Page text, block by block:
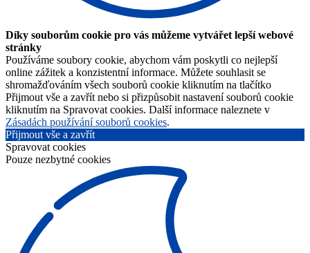
Díky souborům cookie pro vás můžeme vytvářet lepší webové
stránky
Používáme soubory cookie, abychom vám poskytli co nejlepší
online zážitek a konzistentní informace. Můžete souhlasit se
shromažďováním všech souborů cookie kliknutím na tlačítko
Přijmout vše a zavřít nebo si přizpůsobit nastavení souborů cookie
kliknutím na Spravovat cookies. Další informace naleznete v
Zásadách používání souborů cookies.
Přijmout vše a zavřít
Spravovat cookies
Pouze nezbytné cookies